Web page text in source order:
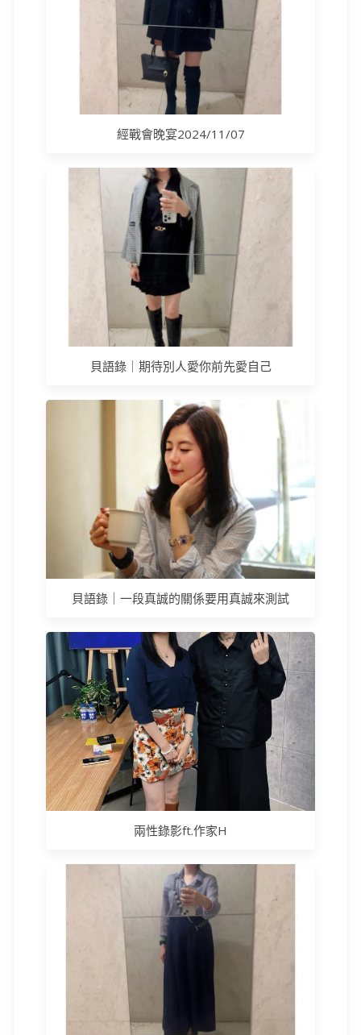
經戰會晚宴2024/11/07
貝語錄｜期待別人愛你前先愛自己
貝語錄｜一段真誠的關係要用真誠來測試
兩性錄影ft.作家H